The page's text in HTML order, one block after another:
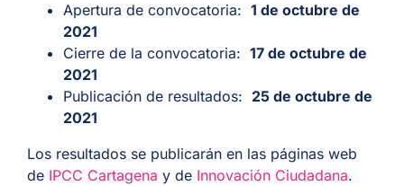
Apertura de convocatoria: 1 de octubre de
2021
Cierre de la convocatoria: 17 de octubre de
2021
Publicación de resultados: 25 de octubre de
2021
Los resultados se publicarán en las páginas web
de IPCC Cartagena y de Innovación Ciudadana.